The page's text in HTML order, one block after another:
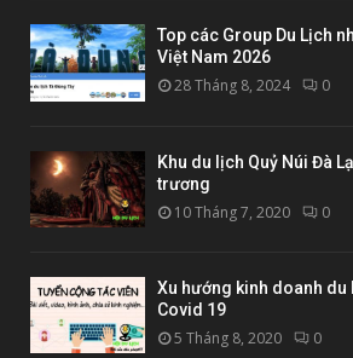
Top các Group Du Lịch
Việt Nam 2026
28 Tháng 8, 2024 0
Khu du lịch Quỷ Núi Đà
trương
10 Tháng 7, 2020 0
Xu hướng kinh doanh
Covid 19
5 Tháng 8, 2020 0